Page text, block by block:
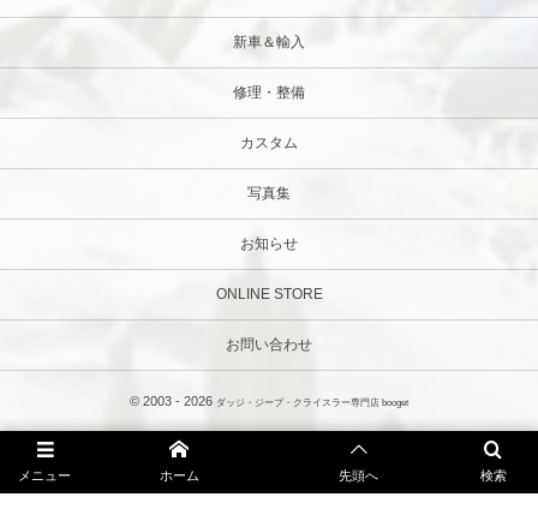
新車＆輸入
修理・整備
カスタム
写真集
お知らせ
ONLINE STORE
お問い合わせ
© 2003 - 2026 ダッジ・ジープ・クライスラー専門店 booget
メニュー 検索
ホーム 先頭へ